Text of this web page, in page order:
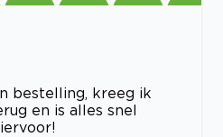
bestelling, kreeg ik
en is alles snel